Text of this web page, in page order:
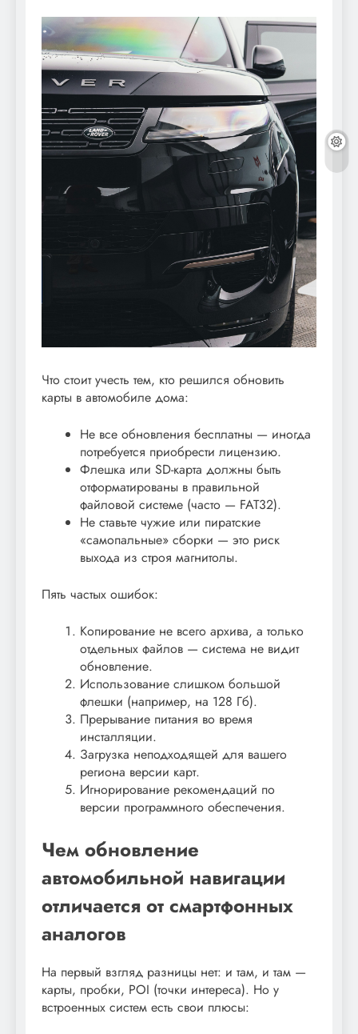
Что стоит учесть тем, кто решился обновить
карты в автомобиле дома:
Не все обновления бесплатны — иногда
потребуется приобрести лицензию.
Флешка или SD-карта должны быть
отформатированы в правильной
файловой системе (часто — FAT32).
Не ставьте чужие или пиратские
«самопальные» сборки — это риск
выхода из строя магнитолы.
Пять частых ошибок:
Копирование не всего архива, а только
отдельных файлов — система не видит
обновление.
Использование слишком большой
флешки (например, на 128 Гб).
Прерывание питания во время
инсталляции.
Загрузка неподходящей для вашего
региона версии карт.
Игнорирование рекомендаций по
версии программного обеспечения.
Чем обновление
автомобильной навигации
отличается от смартфонных
аналогов
На первый взгляд разницы нет: и там, и там —
карты, пробки, POI (точки интереса). Но у
встроенных систем есть свои плюсы: